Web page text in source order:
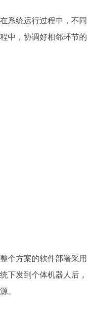
在系统运行过程中，不
程中，协调好相邻环节
整个方案的软件部署采
统下发到个体机器人后
源。